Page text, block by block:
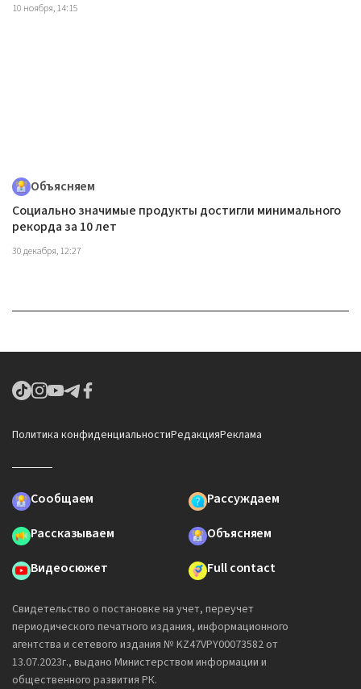
10 ноября, 14:15
Объясняем
Социально значимые продукты достигли минимального
рекорда за 10 лет
30 декабря, 12:27
Политика конфиденциальностиРедакцияРеклама
Сообщаем
Рассуждаем
Рассказываем
Объясняем
Видеосюжет
Full contact
Свидетельство о постановке на учет, переучет
периодического печатного издания, информационного
агентства и сетевого издания № KZ47VPY00073582 от
13.07.2023г., выдано Министерством информации и
общественного развития РК.